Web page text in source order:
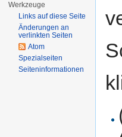
Werkzeuge
Links auf diese Seite
Änderungen an
verlinkten Seiten
Atom
Spezialseiten
Seiteninformationen